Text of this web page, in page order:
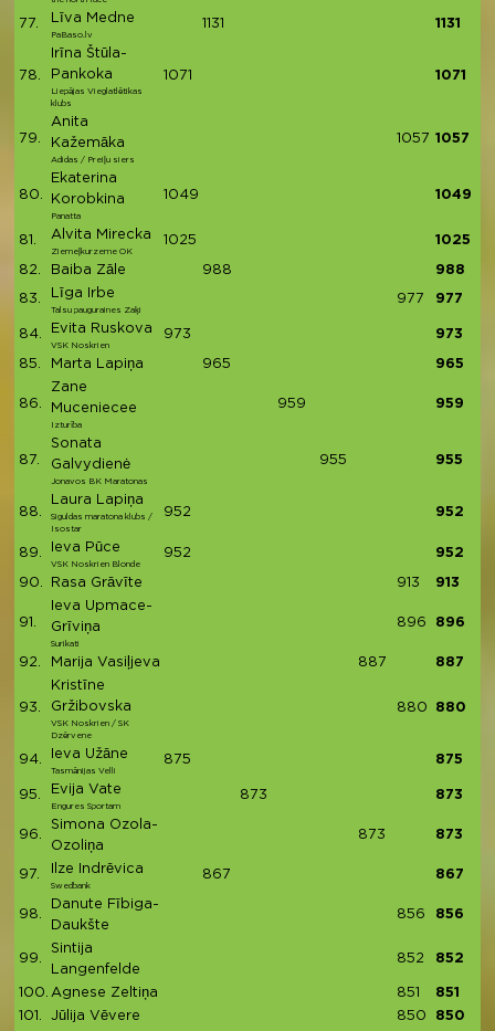
77. Līva Medne
PaBaso.lv
1131 1131
78.
Irīna Štūla-
Pankoka
Liepājas Vieglatlētikas
klubs
1071 1071
79.
Anita
Kažemāka
Adidas / Preiļu siers
1057 1057
80.
Ekaterina
Korobkina
Panatta
1049 1049
81. Alvita Mirecka
Ziemeļkurzeme OK
1025 1025
82. Baiba Zāle 988 988
83. Līga Irbe
Talsu pauguraines Zaķi
977 977
84. Evita Ruskova
VSK Noskrien
973 973
85. Marta Lapiņa 965 965
86.
Zane
Muceniecee
Izturība
959 959
87.
Sonata
Galvydienė
Jonavos BK Maratonas
955 955
88.
Laura Lapiņa
Siguldas maratona klubs /
Isostar
952 952
89. Ieva Pūce
VSK Noskrien Blonde
952 952
90. Rasa Grāvīte 913 913
91.
Ieva Upmace-
Grīviņa
Surikati
896 896
92. Marija Vasiļjeva 887 887
93.
Kristīne
Gržibovska
VSK Noskrien / SK
Dzērvene
880 880
94. Ieva Užāne
Tasmānijas Velli
875 875
95. Evija Vate
Engures Sportam
873 873
96.
Simona Ozola-
Ozoliņa
873 873
97. Ilze Indrēvica
Swedbank
867 867
98.
Danute Fībiga-
Daukšte
856 856
99.
Sintija
Langenfelde
852 852
100. Agnese Zeltiņa 851
851
101.
Jūlija Vēvere 850 850